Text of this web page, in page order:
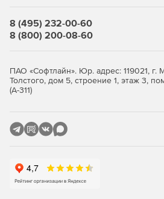
Химия реакций и равновесия.
данных.
8 (495) 232-00-60
8 (800) 200-08-60
ПАО «Софтлайн». Юр. адрес: 119021, г.
Толстого, дом 5, строение 1, этаж 3,
(А-311)